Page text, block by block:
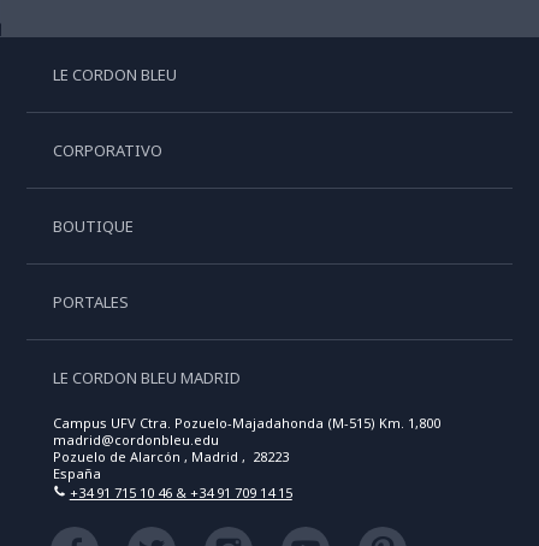
LE CORDON BLEU
CORPORATIVO
BOUTIQUE
PORTALES
LE CORDON BLEU MADRID
Campus UFV Ctra. Pozuelo-Majadahonda (M-515) Km. 1,800
madrid@cordonbleu.edu
Pozuelo de Alarcón , Madrid , 28223
España
+34 91 715 10 46 & +34 91 709 14 15